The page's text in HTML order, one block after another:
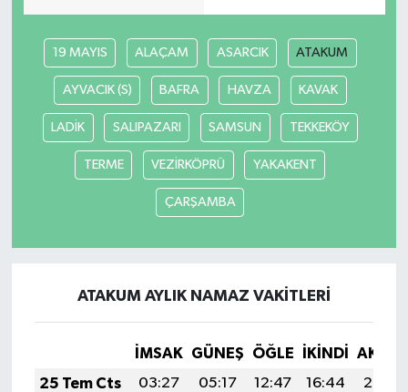
19 MAYIS ALAÇAM ASARCIK ATAKUM
AYVACIK (S) BAFRA HAVZA KAVAK
LADİK SALIPAZARI SAMSUN TEKKEKÖY
TERME VEZİRKÖPRÜ YAKAKENT
ÇARŞAMBA
ATAKUM AYLIK NAMAZ VAKITLERI
İMSAK GÜNEŞ ÖĞLE İKINDI
25 Tem Cts
03:27 05:17 12:47 16:44
20:07